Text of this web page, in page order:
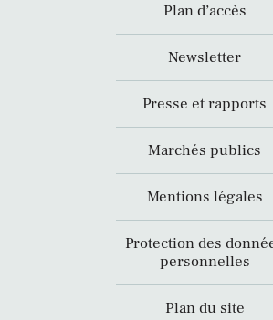
Plan d’accès
Newsletter
Presse et rapports
Marchés publics
Mentions légales
Protection des
personnelles
Plan du site